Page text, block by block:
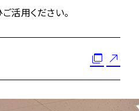
活用ください。